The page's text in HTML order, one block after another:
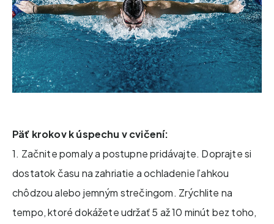
Päť krokov k úspechu v cvičení:
1. Začnite pomaly a postupne pridávajte. Doprajte si
dostatok času na zahriatie a ochladenie ľahkou
chôdzou alebo jemným strečingom. Zrýchlite na
tempo, ktoré dokážete udržať 5 až 10 minút bez toho,